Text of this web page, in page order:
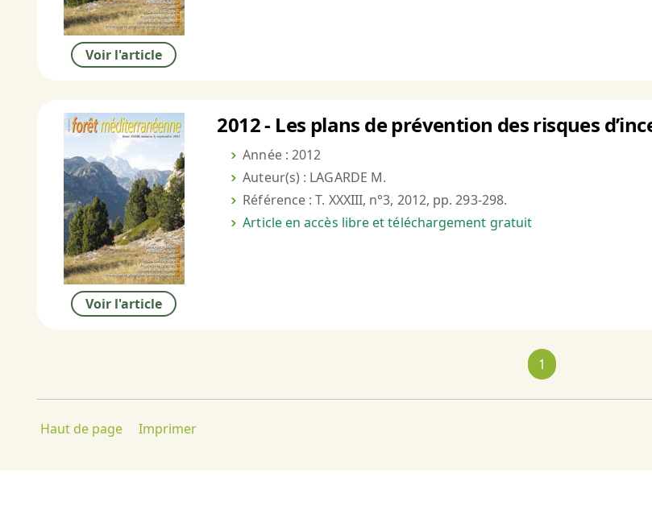
Voir l'article
Voir l'article
2012 - Les plans de prévention des risques
Année : 2012
Auteur(s) : LAGARDE M.
Référence : T. XXXIII, n°3, 2012, pp. 293-298.
Article en accès libre et téléchargement gratuit
1
Haut de page Imprimer